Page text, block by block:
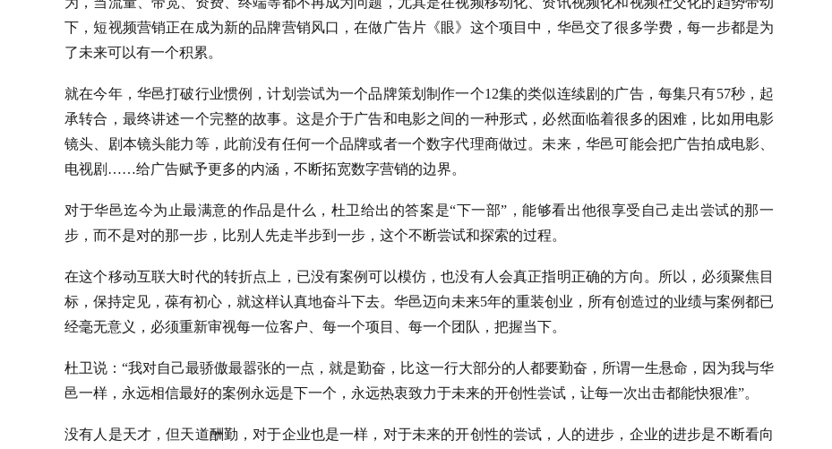
下，短视频营销正在成为新的品牌营销风口，在做广告片《眼》这个项目中，华邑交了很多学费，每一步都是为
了未来可以有一个积累。
就在今年，华邑打破行业惯例，计划尝试为一个品牌策划制作一个12集的类似连续剧的广告，每集只有57秒，起
承转合，最终讲述一个完整的故事。这是介于广告和电影之间的一种形式，必然面临着很多的困难，比如用电影
镜头、剧本镜头能力等，此前没有任何一个品牌或者一个数字代理商做过。未来，华邑可能会把广告拍成电影、
电视剧……给广告赋予更多的内涵，不断拓宽数字营销的边界。
对于华邑迄今为止最满意的作品是什么，杜卫给出的答案是“下一部”，能够看出他很享受自己走出尝试的那一
步，而不是对的那一步，比别人先走半步到一步，这个不断尝试和探索的过程。
在这个移动互联大时代的转折点上，已没有案例可以模仿，也没有人会真正指明正确的方向。所以，必须聚焦目
标，保持定见，葆有初心，就这样认真地奋斗下去。华邑迈向未来5年的重装创业，所有创造过的业绩与案例都已
经毫无意义，必须重新审视每一位客户、每一个项目、每一个团队，把握当下。
杜卫说：“我对自己最骄傲最嚣张的一点，就是勤奋，比这一行大部分的人都要勤奋，所谓一生悬命，因为我与华
邑一样，永远相信最好的案例永远是下一个，永远热衷致力于未来的开创性尝试，让每一次出击都能快狠准”。
没有人是天才，但天道酬勤，对于企业也是一样，对于未来的开创性的尝试，人的进步，企业的进步是不断看向